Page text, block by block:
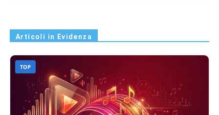
Articoli in Evidenza
TOP